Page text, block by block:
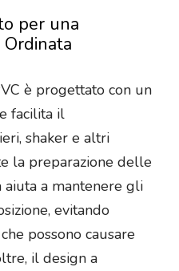
per una
è progettato con un
facilita il
shaker e altri
la preparazione delle
aiuta a mantenere gli
evitando
possono causare
il design a